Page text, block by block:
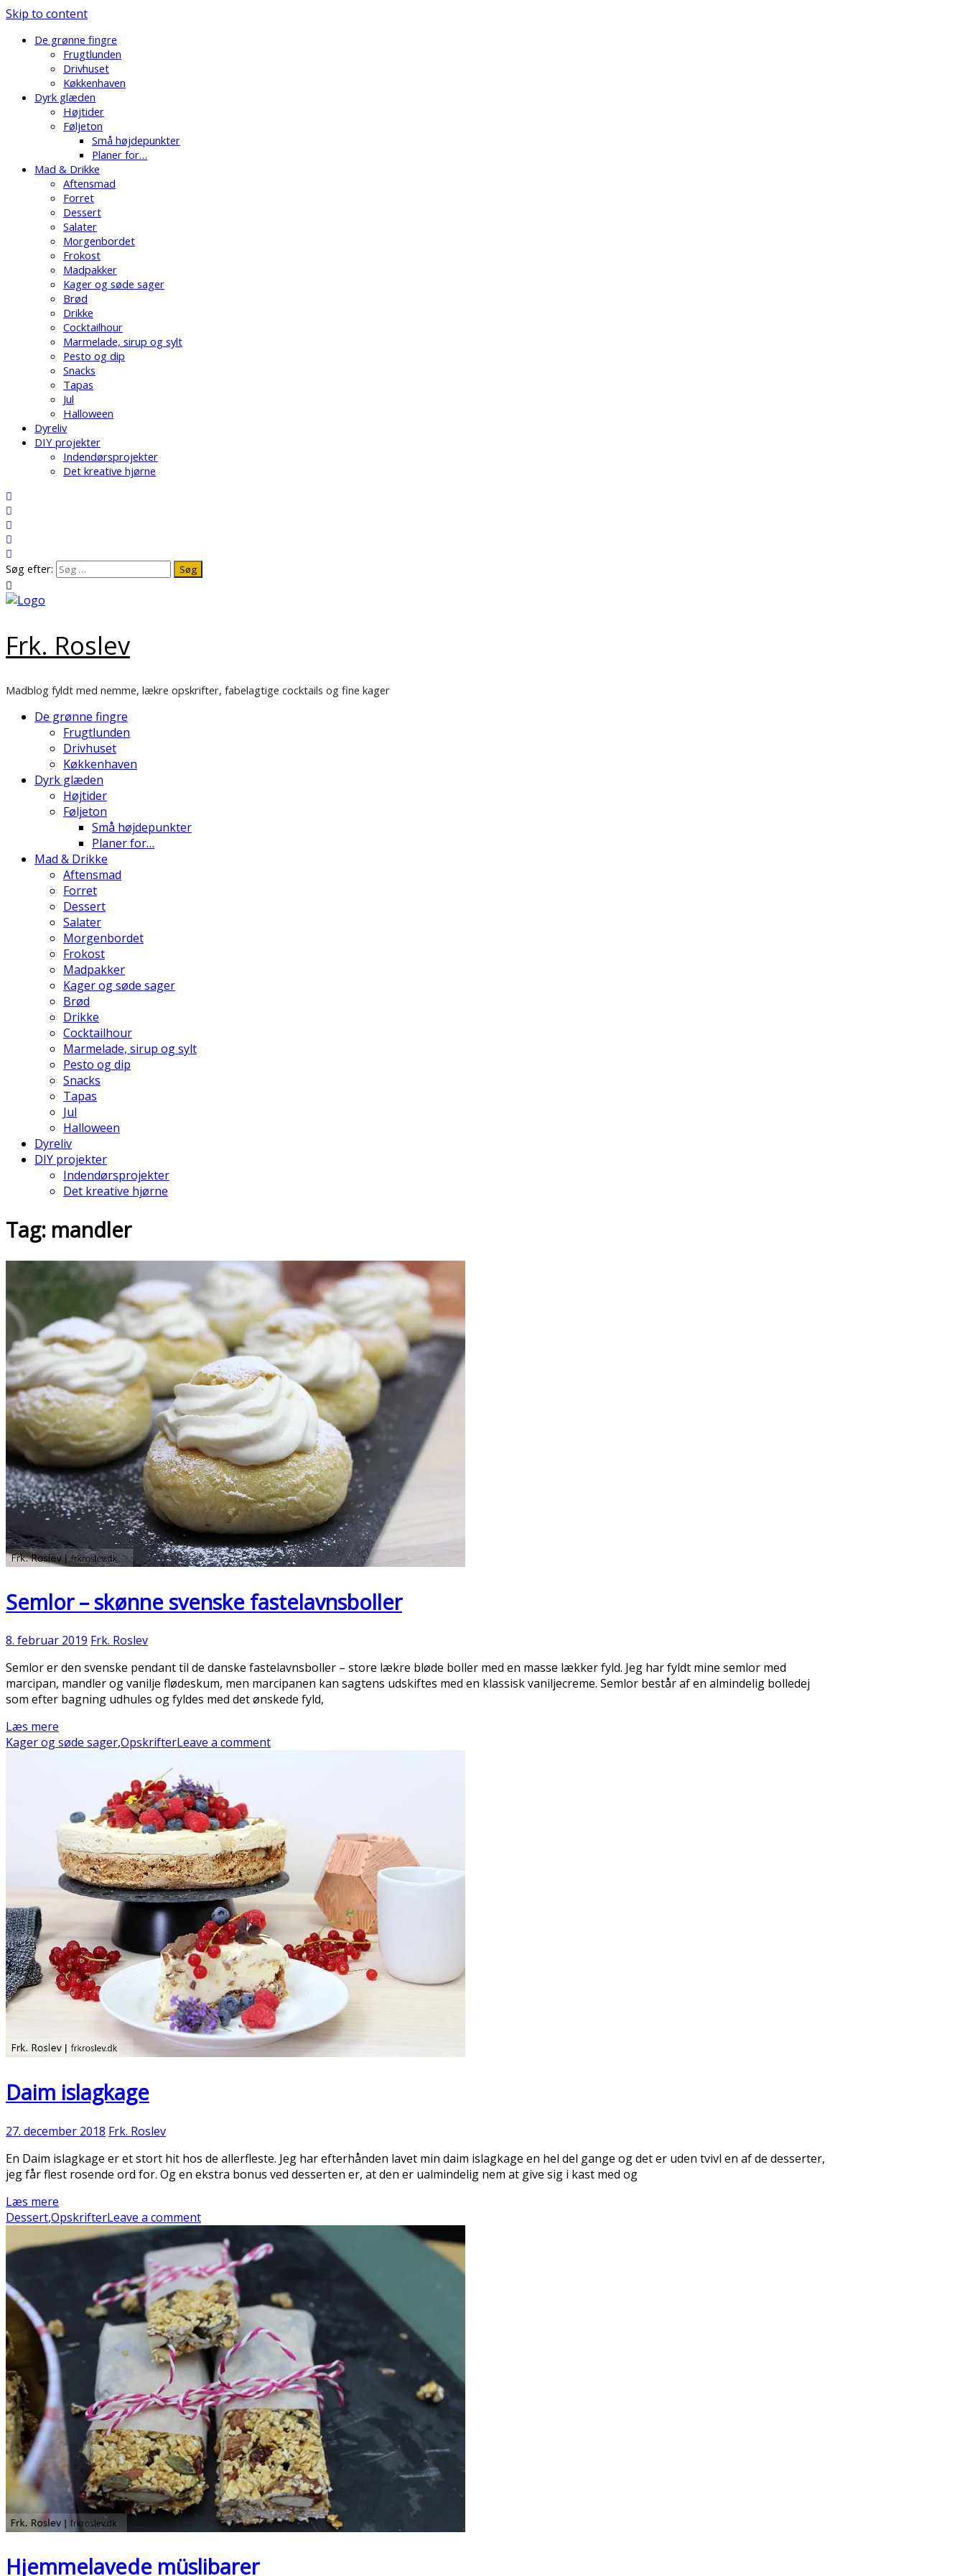
Skip to content
De grønne fingre
Frugtlunden
Drivhuset
Køkkenhaven
Dyrk glæden
Højtider
Føljeton
Små højdepunkter
Planer for…
Mad & Drikke
Aftensmad
Forret
Dessert
Salater
Morgenbordet
Frokost
Madpakker
Kager og søde sager
Brød
Drikke
Cocktailhour
Marmelade, sirup og sylt
Pesto og dip
Snacks
Tapas
Jul
Halloween
Dyreliv
DIY projekter
Indendørsprojekter
Det kreative hjørne
Søg efter:
Frk. Roslev
Madblog fyldt med nemme, lækre opskrifter, fabelagtige cocktails og fine kager
De grønne fingre
Frugtlunden
Drivhuset
Køkkenhaven
Dyrk glæden
Højtider
Føljeton
Små højdepunkter
Planer for…
Mad & Drikke
Aftensmad
Forret
Dessert
Salater
Morgenbordet
Frokost
Madpakker
Kager og søde sager
Brød
Drikke
Cocktailhour
Marmelade, sirup og sylt
Pesto og dip
Snacks
Tapas
Jul
Halloween
Dyreliv
DIY projekter
Indendørsprojekter
Det kreative hjørne
Tag: mandler
Semlor – skønne svenske fastelavnsboller
8. februar 2019 Frk. Roslev
Semlor er den svenske pendant til de danske fastelavnsboller – store lækre bløde boller med en masse lækker fyld. Jeg har fyldt mine semlor med
marcipan, mandler og vanilje flødeskum, men marcipanen kan sagtens udskiftes med en klassisk vaniljecreme. Semlor består af en almindelig bolledej
som efter bagning udhules og fyldes med det ønskede fyld,
Læs mere
Kager og søde sager,OpskrifterLeave a comment
Daim islagkage
27. december 2018 Frk. Roslev
En Daim islagkage er et stort hit hos de allerfleste. Jeg har efterhånden lavet min daim islagkage en hel del gange og det er uden tvivl en af de desserter,
jeg får flest rosende ord for. Og en ekstra bonus ved desserten er, at den er ualmindelig nem at give sig i kast med og
Læs mere
Dessert,OpskrifterLeave a comment
Hjemmelavede müslibarer